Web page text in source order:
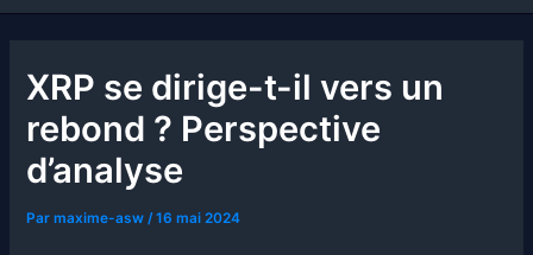
XRP se dirige-t-il vers un
rebond ? Perspective
d’analyse
Parmaxime-asw/16 mai 2024